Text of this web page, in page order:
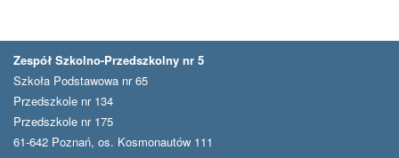
Zespół Szkolno-Przedszkolny nr 5
Szkoła Podstawowa nr 65
Przedszkole nr 134
Przedszkole nr 175
61-642 Poznań, os. Kosmonautów 111